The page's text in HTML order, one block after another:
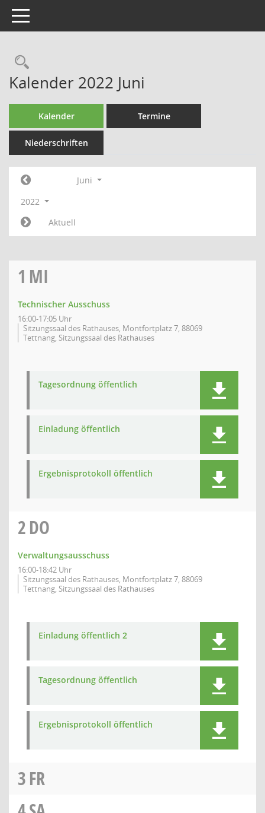
Toggle navigation
Rechercheauswahl
Kalender 2022 Juni
Kalender Termine
Niederschriften
Juni
2022
Aktuell
1 MI
Technischer Ausschuss
16:00-17:05 Uhr
Sitzungssaal des Rathauses, Montfortplatz 7, 88069
Tettnang, Sitzungssaal des Rathauses
Tagesordnung öffentlich
Einladung öffentlich
Ergebnisprotokoll öffentlich
2DO
Verwaltungsausschuss
16:00-18:42 Uhr
Sitzungssaal des Rathauses, Montfortplatz 7, 88069
Tettnang, Sitzungssaal des Rathauses
Einladung öffentlich 2
Tagesordnung öffentlich
Ergebnisprotokoll öffentlich
3FR